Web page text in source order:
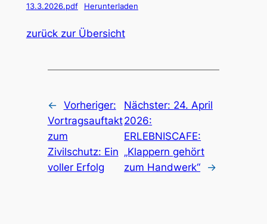
13.3.2026.pdf
Herunterladen
zurück zur Übersicht
← Vorheriger:
Vortragsauftakt
zum
Zivilschutz: Ein
voller Erfolg
Nächster: 24. April
2026:
ERLEBNISCAFE:
„Klappern gehört
zum Handwerk“
→